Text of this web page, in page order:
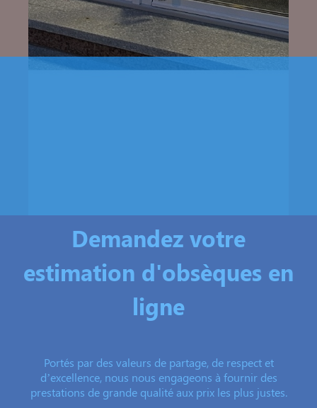
Demandez votre
estimation d'obsèques en
ligne
Portés par des valeurs de partage, de respect et
d’excellence, nous nous engageons à fournir des
prestations de grande qualité aux prix les plus justes.